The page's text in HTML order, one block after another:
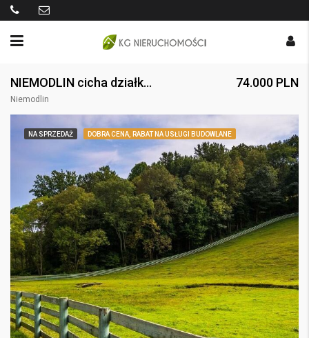
NIEMODLIN cicha działka budowlana
Niemodlin
74.000 PLN
NA SPRZEDAŻ DOBRA CENA, RABAT NA USŁUGI BUDOWLANE